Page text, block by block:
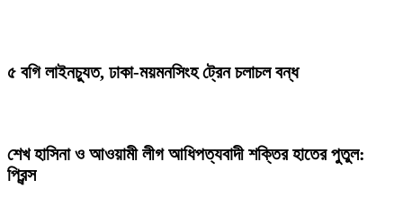
৫ বগি লাইনচ্যুত, ঢাকা-ময়মনসিংহ ট্রেন চলাচল বন্ধ
শেখ হাসিনা ও আওয়ামী লীগ আধিপত্যবাদী শক্তির হাতের পুতুল:
প্রিন্স